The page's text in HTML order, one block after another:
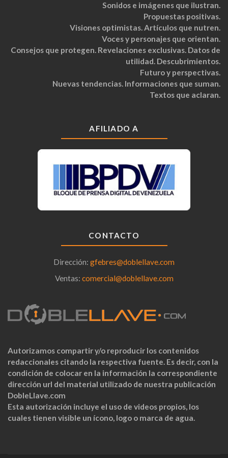
Sonidos e imágenes que ilustran.
Propuestas positivas.
Visiones optimistas. Artículos que nutren.
Voces y personajes que orientan.
Consejos que protegen. Revelaciones exclusivas. Datos de
utilidad. Descubrimientos.
Futuro y perspectivas.
Nuevas tendencias. Informaciones que suman.
Textos que aclaran.
AFILIADO A
CONTACTO
Dirección: gfebres@doblellave.com
Ventas: comercial@doblellave.com
Autorizamos compartir y/o reproducir los contenidos
redaccionales citando la respectiva fuente. Es decir, con la
condición de colocar en la información la correspondiente
dirección url del material utilizado de nuestra publicación
DobleLlave.com
Esta autorización incluye el uso de videos propios, los
cuales tienen visible un ícono, logo o marca de agua.